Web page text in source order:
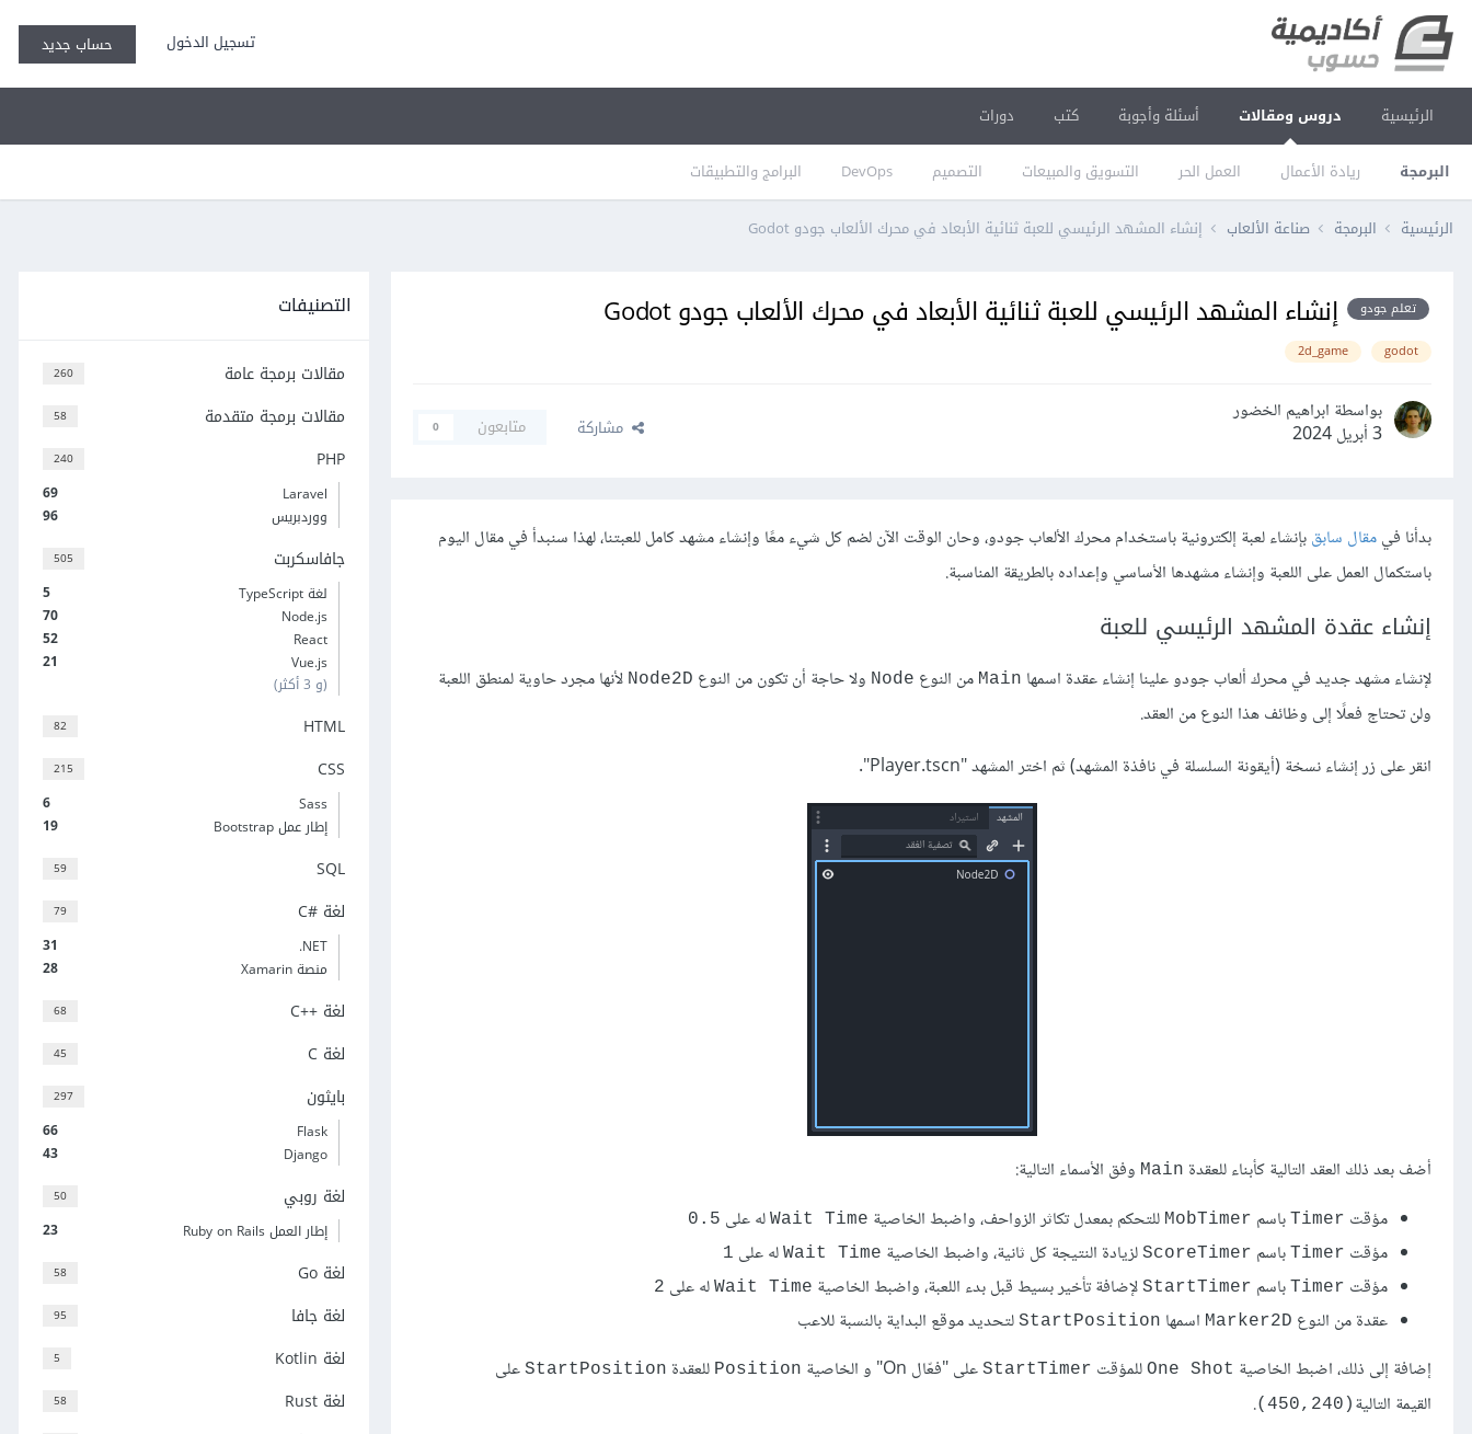
تسجيل الدخول حساب جديد
الرئيسية دروس ومقالات
البرمجة ريادة الأعمال العمل الحر التسويق والمبيعات التصميم DevOps البرامج والتطبيقات
أسئلة وأجوبة كتب دورات
الرئيسية البرمجة صناعة الألعاب إنشاء المشهد الرئيسي للعبة ثنائية الأبعاد في محرك الألعاب جودو Godot
تعلم جودو إنشاء المشهد الرئيسي للعبة ثنائية الأبعاد في محرك الألعاب جودو Godot
godot
2d_game
بواسطة ابراهيم الخضور
3 أبريل 2024
مشاركة متابعون 0
بدأنا فيمقال سابقبإنشاء لعبة إلكترونية باستخدام محرك الألعاب جودو، وحان الوقت اﻵن لضم كل شيء معًا وإنشاء مشهد كامل للعبتنا، لهذا سنبدأ في مقال اليوم
باستكمال العمل على اللعبة وإنشاء مشهدها الأساسي وإعداده بالطريقة المناسبة.
إنشاء عقدة المشهد الرئيسي للعبة
لإنشاء مشهد جديد في محرك ألعاب جودو علينا إنشاء عقدة اسمها Main من النوع Node ولا حاجة أن تكون من النوع Node2D لأنها مجرد حاوية لمنطق اللعبة
ولن تحتاج فعلًا إلى وظائف هذا النوع من العقد.
انقر على زر إنشاء نسخة (أيقونة السلسلة في نافذة المشهد) ثم اختر المشهد "Player.tscn".
أضف بعد ذلك العقد التالية كأبناء للعقدة Main وفق اﻷسماء التالية:
مؤقت Timer باسم MobTimer للتحكم بمعدل تكاثر الزواحف، واضبط الخاصية Wait Time له على 0.5
مؤقت Timer باسم ScoreTimer لزيادة النتيجة كل ثانية، واضبط الخاصية Wait Time له على 1
مؤقت Timer باسم StartTimer لإضافة تأخير بسيط قبل بدء اللعبة، واضبط الخاصية Wait Time له على 2
عقدة من النوع Marker2D اسمها StartPosition لتحديد موقع البداية بالنسبة للاعب
إضافة إلى ذلك، اضبط الخاصية One Shot للمؤقت StartTimer على "فعّال On" و الخاصية Position للعقدة StartPosition على
القيمة التالية (450,240)
.
التصنيفات
260 مقالات برمجة عامة
58 مقالات برمجة متقدمة
240 PHP
69
Laravel
96
ووردبريس
505 جافاسكربت
5
لغة TypeScript
70
Node.js
52
React
21
Vue.js
(و 3 أكثر)
82 HTML
215 CSS
6
Sass
19
إطار عمل Bootstrap
59 SQL
79 لغة C#‎
31
‎.NET
28
منصة Xamarin
68 لغة C++‎
45 لغة C
297 بايثون
66
Flask
43
Django
50 لغة روبي
23 إطار العمل Ruby on Rails
58 لغة Go
95 لغة جافا
5 لغة Kotlin
58 لغة Rust